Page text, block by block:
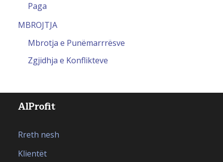
Paga
MBROJTJA
Mbrotja e Punëmarrrësve
Zgjidhja e Konflikteve
AlProfit
Rreth nesh
Klientët